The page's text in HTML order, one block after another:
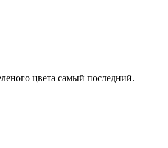
цвета самый последний.